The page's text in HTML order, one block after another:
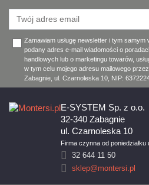
Zamawiam usługę newsletter i tym
podany adres e-mail wiadomości o
handlowych lub o marketingu towarów,
w tym celu mojego adresu mailowego
Zabagnie, ul. Czarnoleska 10, NIP:
Firma czynna od
E-SYSTEM Sp. z o.o.
32-340 Zabagnie
ul. Czarnoleska 10
32 644 11 50
sklep@montersi.pl